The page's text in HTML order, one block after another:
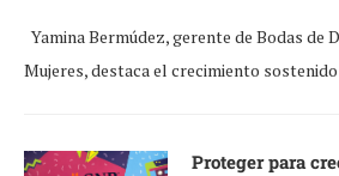
Yamina Bermúdez, gerente de Bodas de
Mujeres, destaca el crecimiento
Proteger para